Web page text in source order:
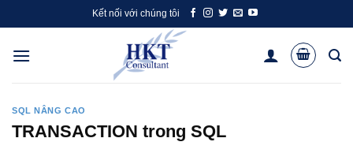
to
content
Kết nối với chúng tôi
SQL NÂNG CAO
TRANSACTION trong SQL